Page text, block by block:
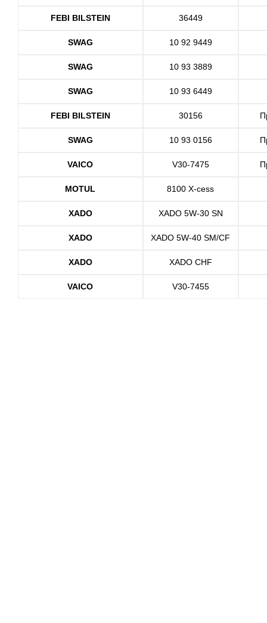
FEBI BILSTEIN 36449
SWAG 10 92 9449
SWAG 10 93 3889
SWAG 10 93 6449
FEBI BILSTEIN 30156
SWAG 10 93 0156
VAICO V30-7475
MOTUL 8100 X-cess
XADO XADO 5W-30 SN
XADO XADO 5W-40 SM/CF
XADO XADO CHF
VAICO V30-7455